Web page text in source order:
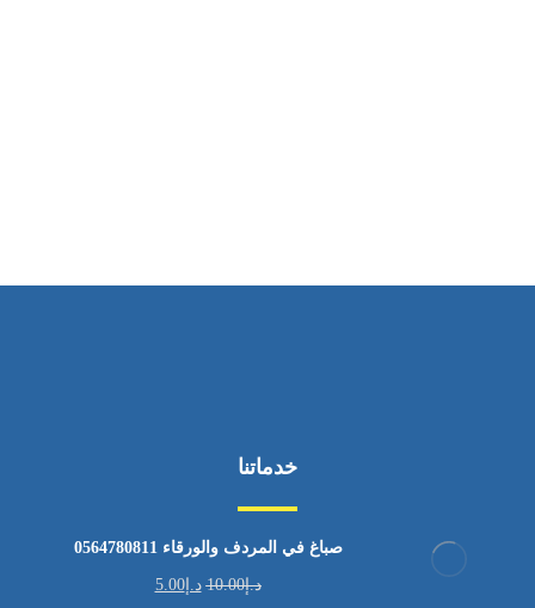
خدماتنا
صباغ في المردف والورقاء 0564780811
د.إ10.00 د.إ5.00